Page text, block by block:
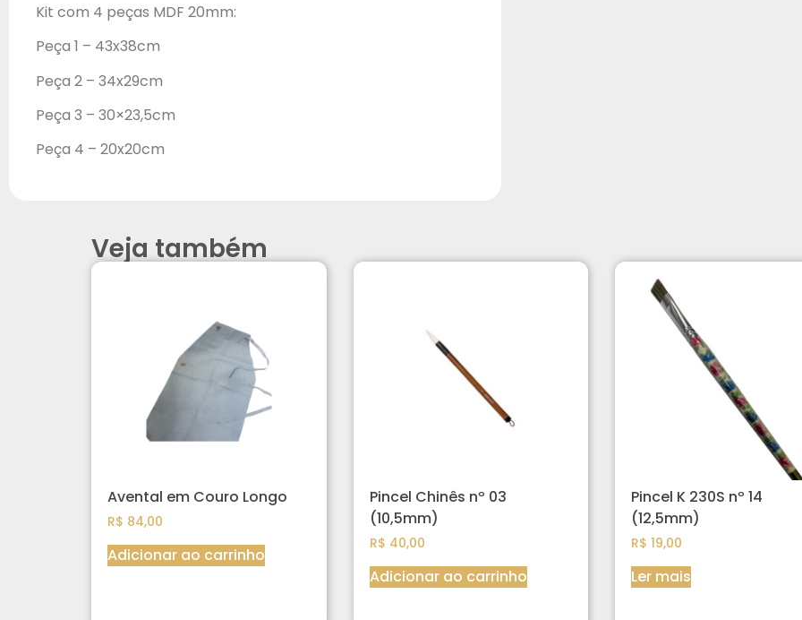
Kit com 4 peças MDF 20mm:
Peça 1 – 43x38cm
Peça 2 – 34x29cm
Peça 3 – 30×23,5cm
Peça 4 – 20x20cm
Veja também
Avental em Couro Longo
R$ 84,00
Adicionar ao carrinho
Pincel Chinês nº 03
(10,5mm)
R$ 40,00
Adicionar ao carrinho
Pincel K 230S nº 14
(12,5mm)
R$ 19,00
Ler mais